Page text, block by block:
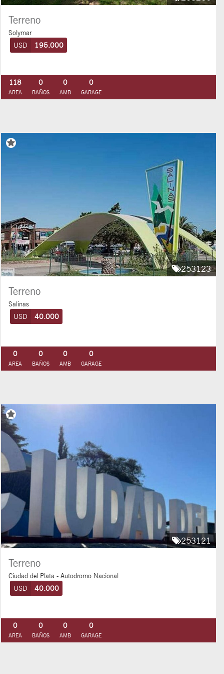
Terreno
Solymar
USD 195.000
118
AREA
0
BAÑOS
0
AMB
0
GARAGE
253123
Terreno
Salinas
USD 40.000
0
AREA
0
BAÑOS
0
AMB
0
GARAGE
253121
Terreno
Ciudad del Plata - Autodromo Nacional
USD 40.000
0
AREA
0
BAÑOS
0
AMB
0
GARAGE